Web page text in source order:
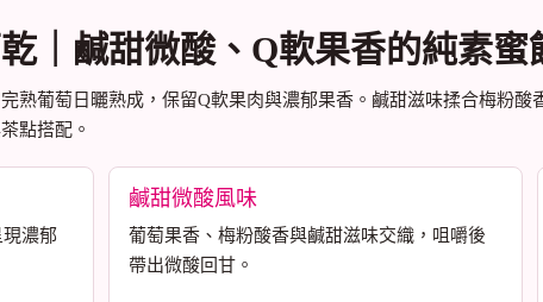
｜鹹甜微酸、Q軟果香的純素蜜
熟葡萄日曬熟成，保留Q軟果肉與濃郁果香。鹹甜滋味揉合梅粉酸
點搭配。
濃郁
鹹甜微酸風味
葡萄果香、梅粉酸香與鹹甜滋味交織，咀嚼後
帶出微酸回甘。